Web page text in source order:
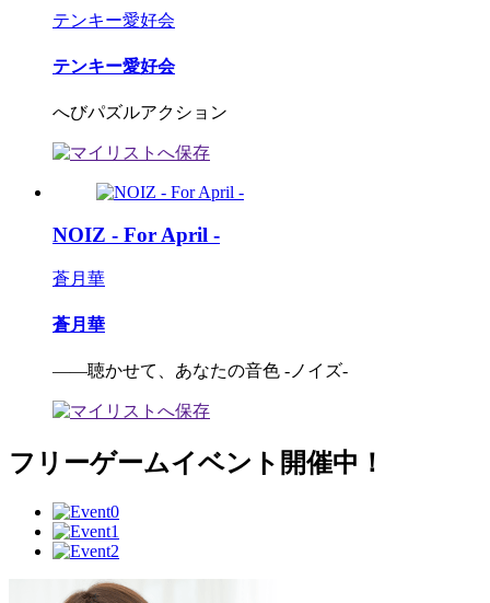
テンキー愛好会
テンキー愛好会
へびパズルアクション
NOIZ - For April -
蒼月華
蒼月華
――聴かせて、あなたの音色 -ノイズ-
フリーゲームイベント開催中！